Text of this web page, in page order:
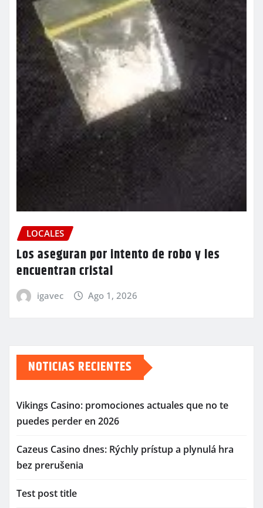
LOCALES
Los aseguran por intento de robo y les
encuentran cristal
igavec Ago 1, 2026
NOTICIAS RECIENTES
Vikings Casino: promociones actuales que no te
puedes perder en 2026
Cazeus Casino dnes: Rýchly prístup a plynulá hra
bez prerušenia
Test post title